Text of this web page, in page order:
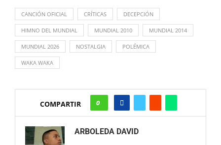
CANCIÓN OFICIAL CRÍTICAS DECEPCIÓN
HIMNO DEL MUNDIAL MUNDIAL 2010 MUNDIAL 2014
MUNDIAL 2026 NOSTALGIA POLÉMICA
WAKA WAKA
COMPARTIR 0
ARBOLEDA DAVID